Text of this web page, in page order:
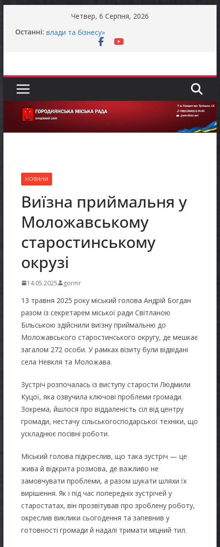
Четвер, 6 Серпня, 2026
Останні: Продовжується реалізація програми «Діалог
влади та бізнесу»
присудження Премії Кабінету Міністрів України
за вагомий внесок у забезпечення
енергетичної стійкості України
До уваги представників бізнесу!
НОВИНИ
Виїзна приймальня у
Моложавському
старостинському
окрузі
14.05.2025 gormr
13 травня 2025 року міський голова Андрій Богдан
разом із секретарем міської ради Світланою
Більською здійснили виїзну приймальню до
Моложавського старостинського округу, де мешкає
загалом 272 особи. У рамках візиту були відвідані
села Невкля та Моложава.
Зустріч розпочалась із виступу старости Людмили
Куцої, яка озвучила ключові проблеми громади.
Зокрема, йшлося про віддаленість сіл від центру
громади, нестачу сільськогосподарської техніки, що
ускладнює посівні роботи.
Міський голова підкреслив, що така зустріч — це
жива й відкрита розмова, де важливо не
замовчувати проблеми, а разом шукати шляхи їх
вирішення. Як і під час попередніх зустрічей у
старостатах, він прозвітував про зроблену роботу,
окреслив виклики сьогодення та запевнив у
готовності громади й надалі тримати міцний тил.